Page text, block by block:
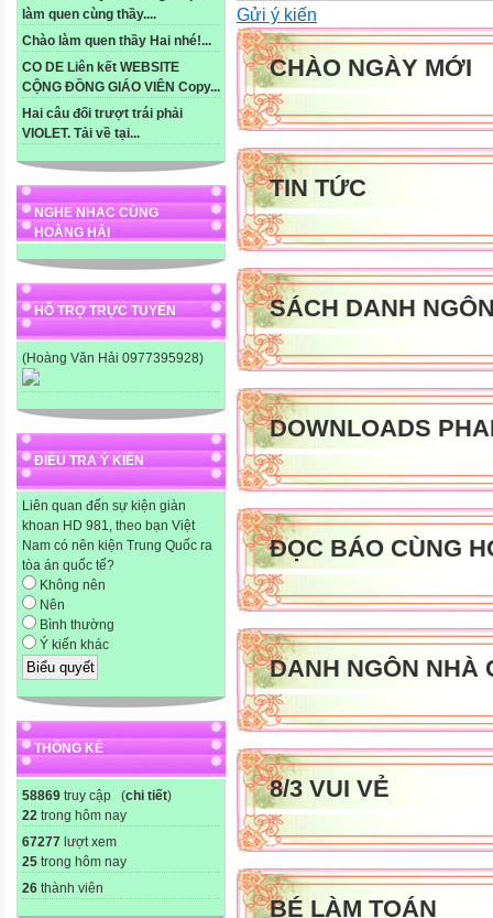
làm quen cùng thầy....
Chào làm quen thầy Hai nhé!...
CO DE Liên kết WEBSITE
CỘNG ĐỒNG GIÁO VIÊN Copy...
Hai câu đối trượt trái phải
VIOLET. Tải về tại...
NGHE NHẠC CÙNG
HOÀNG HẢI
HỖ TRỢ TRỰC TUYẾN
(Hoàng Văn Hải 0977395928)
ĐIỀU TRA Ý KIẾN
Liên quan đến sự kiện giàn
khoan HD 981, theo bạn Việt
Nam có nên kiện Trung Quốc ra
tòa án quốc tế?
Không nên
Nên
Bình thường
Ý kiến khác
THỐNG KÊ
58869 truy cập (chi tiết)
22 trong hôm nay
67277 lượt xem
25 trong hôm nay
26 thành viên
Gửi ý kiến
CHÀO NGÀY MỚI
TIN TỨC
SÁCH DANH
DOWNLOADS
ĐỌC BÁO CÙNG
DANH NGÔN NHÀ
8/3 VUI VẺ
BÉ LÀM TOÁN